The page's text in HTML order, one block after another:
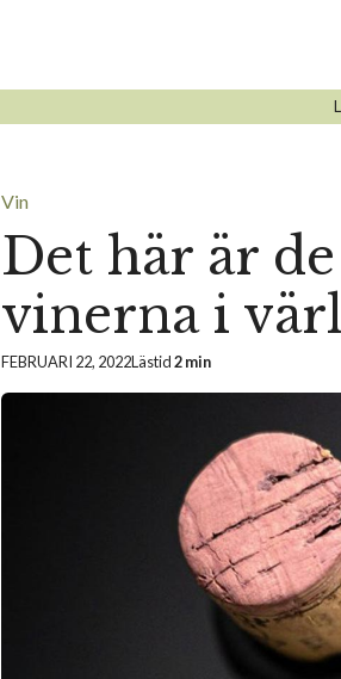
Vin
Det här är
vinerna i
FEBRUARI 22, 2022Lästid2 min